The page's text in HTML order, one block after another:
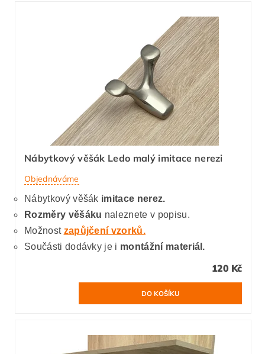
Nábytkový věšák Ledo malý imitace nerezi
Objednáváme
Nábytkový věšák imitace nerez.
Rozměry věšáku naleznete v popisu.
Možnost zapůjčení vzorků.
Součásti dodávky je i montážní materiál.
120 Kč